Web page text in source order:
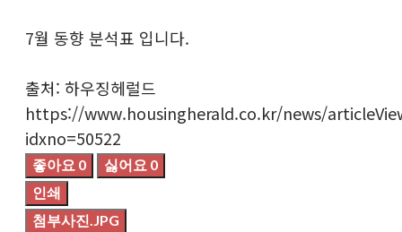
7월 동향 분석표 입니다.
출처: 하우징헤럴드
https://www.housingherald.co.kr/news/
idxno=50522
좋아요 0 싫어요 0
인쇄
첨부사진.JPG